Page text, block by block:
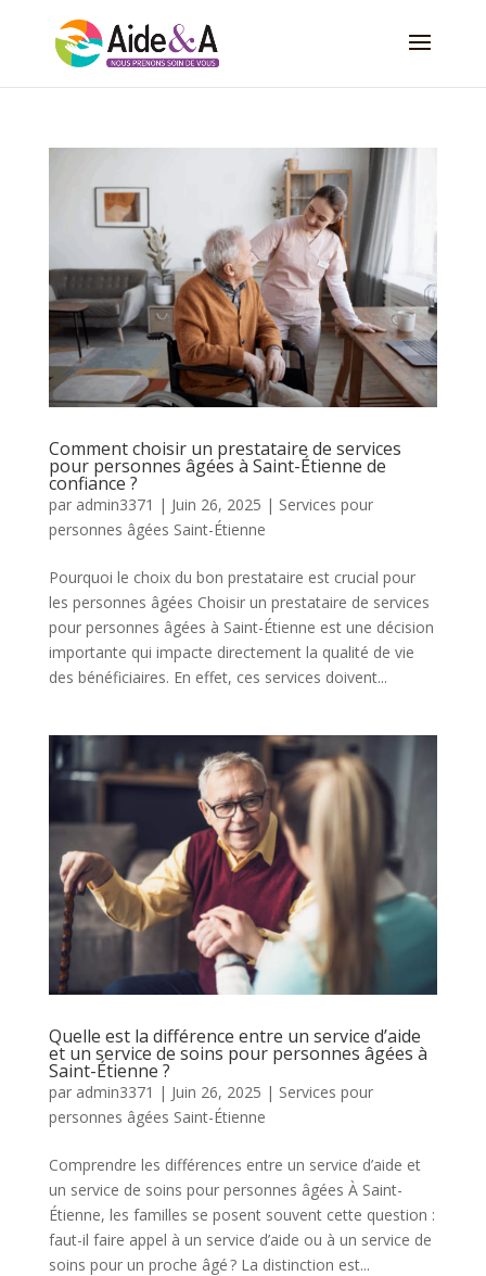
Comment choisir un prestataire de services
pour personnes âgées à Saint-Étienne de
confiance ?
par admin3371 | Juin 26, 2025 | Services pour
personnes âgées Saint-Étienne
Pourquoi le choix du bon prestataire est crucial pour
les personnes âgées Choisir un prestataire de services
pour personnes âgées à Saint-Étienne est une décision
importante qui impacte directement la qualité de vie
des bénéficiaires. En effet, ces services doivent...
Quelle est la différence entre un service d’aide
et un service de soins pour personnes âgées à
Saint-Étienne ?
par admin3371 | Juin 26, 2025 | Services pour
personnes âgées Saint-Étienne
Comprendre les différences entre un service d’aide et
un service de soins pour personnes âgées À Saint-
Étienne, les familles se posent souvent cette question :
faut-il faire appel à un service d’aide ou à un service de
soins pour un proche âgé ? La distinction est...